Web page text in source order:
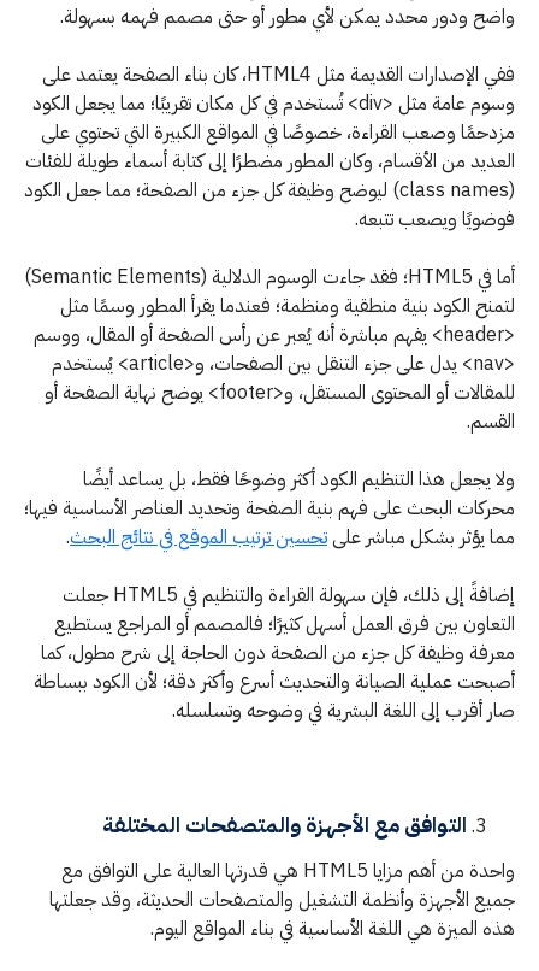
واضح ودور محدد يمكن لأي مطور أو حتى مصمم فهمه بسهولة.
ففي الإصدارات القديمة مثل HTML4، كان بناء الصفحة يعتمد على
وسوم عامة مثل <div> تُستخدم في كل مكان تقريبًا؛ مما يجعل الكود
مزدحمًا وصعب القراءة، خصوصًا في المواقع الكبيرة التي تحتوي على
العديد من الأقسام، وكان المطور مضطرًا إلى كتابة أسماء طويلة للفئات
(class names) ليوضح وظيفة كل جزء من الصفحة؛ مما جعل الكود
فوضويًا ويصعب تتبعه.
أما في HTML5؛ فقد جاءت الوسوم الدلالية (Semantic Elements)
لتمنح الكود بنية منطقية ومنظمة؛ فعندما يقرأ المطور وسمًا مثل
<header> يفهم مباشرة أنه يُعبر عن رأس الصفحة أو المقال، ووسم
<nav> يدل على جزء التنقل بين الصفحات، و<article> يُستخدم
للمقالات أو المحتوى المستقل، و<footer> يوضح نهاية الصفحة أو
القسم.
ولا يجعل هذا التنظيم الكود أكثر وضوحًا فقط، بل يساعد أيضًا
محركات البحث على فهم بنية الصفحة وتحديد العناصر الأساسية فيها؛
مما يؤثر بشكل مباشر علىتحسين ترتيب الموقع في نتائج البحث.
إضافةً إلى ذلك، فإن سهولة القراءة والتنظيم في HTML5 جعلت
التعاون بين فرق العمل أسهل كثيرًا؛ فالمصمم أو المراجع يستطيع
معرفة وظيفة كل جزء من الصفحة دون الحاجة إلى شرح مطول، كما
أصبحت عملية الصيانة والتحديث أسرع وأكثر دقة؛ لأن الكود ببساطة
صار أقرب إلى اللغة البشرية في وضوحه وتسلسله.
التوافق مع الأجهزة والمتصفحات المختلفة
واحدة من أهم مزايا HTML5 هي قدرتها العالية على التوافق مع
جميع الأجهزة وأنظمة التشغيل والمتصفحات الحديثة، وقد جعلتها
هذه الميزة هي اللغة الأساسية في بناء المواقع اليوم.